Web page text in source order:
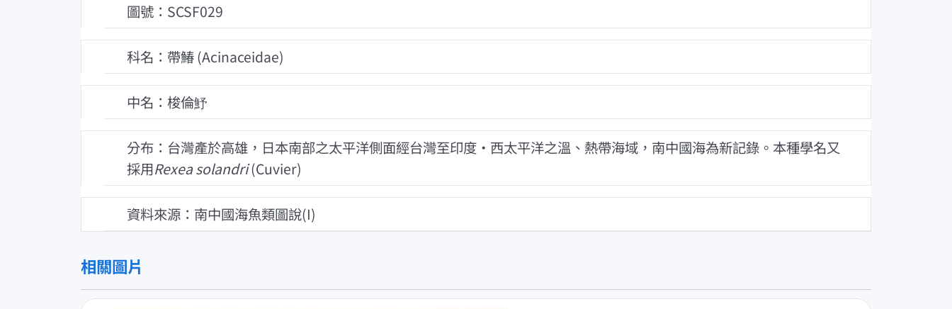
圖號：SCSF029
科名：帶鰆 (Acinaceidae)
中名：梭倫魣
分布：台灣產於高雄，日本南部之太平洋側面經台灣至印度‧西太平洋之溫、熱帶海域，南中國海為新記錄。本種學名又
採用Rexea solandri(Cuvier)
資料來源：南中國海魚類圖說(I)
相關圖片